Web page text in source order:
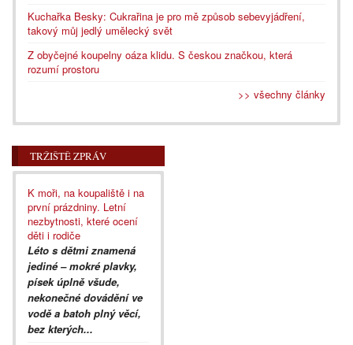
Kuchařka Besky: Cukrařina je pro mě způsob sebevyjádření,
takový můj jedlý umělecký svět
Z obyčejné koupelny oáza klidu. S českou značkou, která
rozumí prostoru
>> všechny články
TRŽIŠTĚ ZPRÁV
K moři, na koupaliště i na
první prázdniny. Letní
nezbytnosti, které ocení
děti i rodiče
Léto s dětmi znamená
jediné – mokré plavky,
písek úplně všude,
nekonečné dovádění ve
vodě a batoh plný věcí,
bez kterých...